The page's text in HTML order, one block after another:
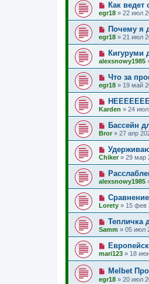
Как ведет
egr18 » 22 июл
Почему я
egr18 » 21 июл
Кигуруми
alexsnowy1985
Что за
egr18 » 19 май
Karden » 24 июл
Бассейн
Bror » 27 апр
Chiker» 29 мар
alexsnowy1985
Lorety » 15 фев
Тепличка
Samm » 05 июл
mari123 » 18
Melbet
egr18 » 20 июл